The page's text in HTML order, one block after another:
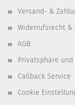
Versand- &
Widerrufsrecht
AGB
Privatsphäre
Callback Service
Cookie